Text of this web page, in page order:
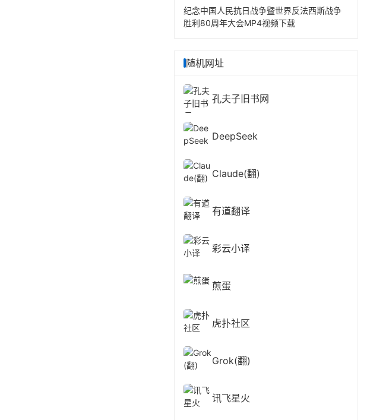
纪念中国人民抗日战争暨世界反法西斯战争
胜利80周年大会MP4视频下载
随机网址
孔夫子旧书网
DeepSeek
Claude(翻)
有道翻译
彩云小译
煎蛋
虎扑社区
Grok(翻)
讯飞星火